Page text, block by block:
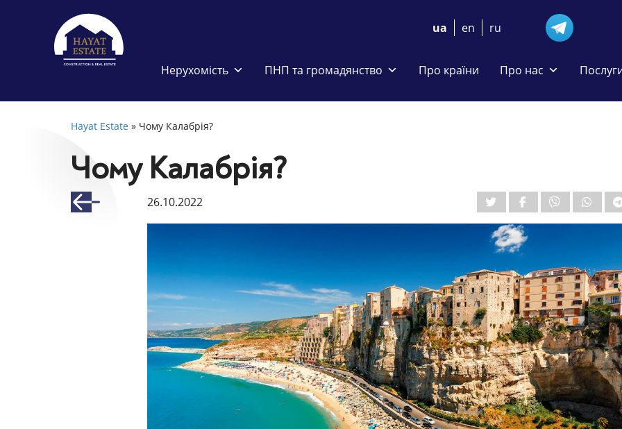
ua en ru
Нерухомість ПНП та громадянство Про країни Про нас
Hayat Estate » Чому Калабрія?
Чому Калабрія?
26.10.2022